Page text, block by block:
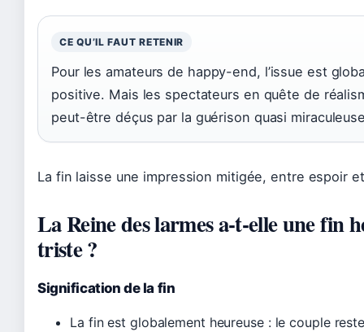
CE QU’IL FAUT RETENIR
Pour les amateurs de happy-end, l’issue est
positive. Mais les spectateurs en quête de
peut-être déçus par la guérison quasi
La fin laisse une impression mitigée, entre espoir
La Reine des larmes a-t-elle une fin
triste ?
Signification de la fin
La fin est globalement heureuse : le couple